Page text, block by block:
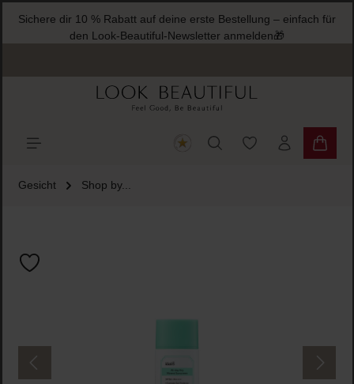
springen
Sichere dir 10 % Rabatt auf deine erste Bestellung – einfach für
den Look-Beautiful-Newsletter anmelden🎁
Du hast 0
Gesicht Shop by...